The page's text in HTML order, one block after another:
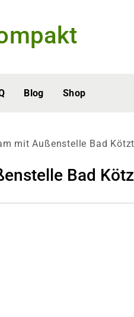
Blog Shop
mit Außenstelle Bad
Bad